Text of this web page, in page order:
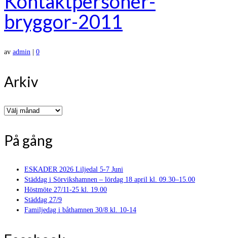
bryggor-2011
av admin 0
Arkiv
Arkiv
På gång
ESKADER 2026 Liljedal 5-7 Juni
Städdag i Sörvikshamnen – lördag 18 april kl. 09.30–15.00
Höstmöte 27/11-25 kl. 19.00
Städdag 27/9
Familjedag i båthamnen 30/8 kl. 10-14